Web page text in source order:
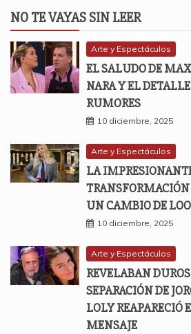
NO TE VAYAS SIN LEER
Arte y Espectáculos
EL SALUDO DE
NARA Y EL
RUMORES
10 diciembre, 2025
Arte y Espectáculos
LA
UN CAMBIO DE
10 diciembre, 2025
Arte y Espectáculos
REVELABAN
SEPARACIÓN DE
LOLY REAPARECIÓ
MENSAJE